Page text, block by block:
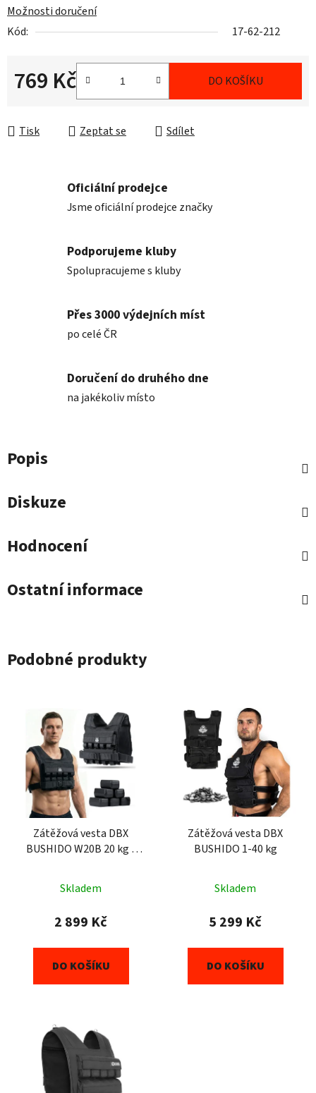
Možnosti doručení
Kód:
17-62-212
769 Kč DO KOŠÍKU
Tisk Zeptat se Sdílet
Oficiální prodejce
Jsme oficiální prodejce značky
Podporujeme kluby
Spolupracujeme s kluby
Přes 3000 výdejních míst
po celé ČR
Doručení do druhého dne
na jakékoliv místo
Popis
Diskuze
Hodnocení
Ostatní informace
Podobné produkty
Zátěžová vesta DBX
BUSHIDO W20B 20 kg s
Skladem
2 899 Kč
DO KOŠÍKU
Zátěžová vesta DBX
BUSHIDO 1-40 kg
Skladem
5 299 Kč
DO KOŠÍKU